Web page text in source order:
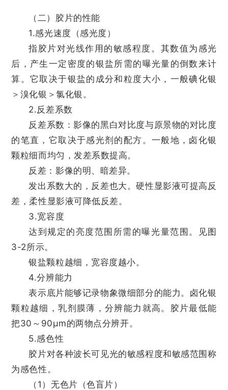
（二）胶片的性能
1.感光速度（感光度）
指胶片对光线作用的敏感程度。其数值为感光
后，产生一定密度的银盐所需的曝光量的倒数来计
算。它取决于银盐的成分和粒度大小，一般碘化银
＞溴化银＞氯化银。
2.反差系数
反差系数：影像的黑白对比度与原景物的对比度
的笔直，它取决于感光剂的配方。一般地，卤化银
颗粒细而均匀，发差系数提高。
反差：影像的明、暗差异。
发出系数大的，反差也大。硬性显影液可提高反
差，柔性显影液可降低反差。
3.宽容度
达到规定的亮度范围所需的曝光量范围。见图
3-2所示。
银盐颗粒越细，宽容度越小。
4.分辨能力
表示底片能够记录物象微细部分的能力。卤化银
颗粒越细，乳剂膜薄，分辨能力就高。胶片最低能
把30～90μm的两物点分辨开。
5.感色性
胶片对各种波长可见光的敏感程度和敏感范围称
为感色性。
（1）无色片（色盲片）